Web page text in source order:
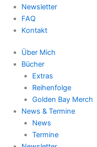
Newsletter
FAQ
Kontakt
Über Mich
Bücher
Extras
Reihenfolge
Golden Bay Merch
News & Termine
News
Termine